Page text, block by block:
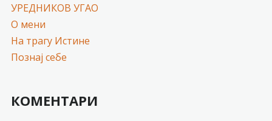
УРЕДНИКОВ УГАО
О мени
На трагу Истине
Познај себе
КОМЕНТАРИ